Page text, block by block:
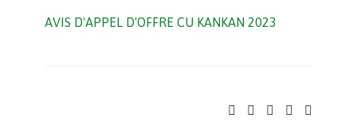
AVIS D'APPEL D'OFFRE CU KANKAN 2023